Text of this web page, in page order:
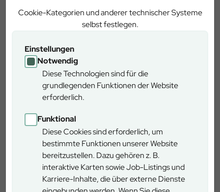
Cookie-Kategorien und anderer technischer Systeme
selbst festlegen.
Einstellungen
Notwendig
Diese Technologien sind für die
grundlegenden Funktionen der Website
erforderlich.
Funktional
Diese Cookies sind erforderlich, um
bestimmte Funktionen unserer Website
bereitzustellen. Dazu gehören z. B.
interaktive Karten sowie Job-Listings und
Karriere-Inhalte, die über externe Dienste